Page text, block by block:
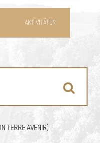
AKTIVITÄTEN
TERRE AVENIR)